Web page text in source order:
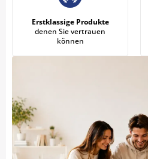
Erstklassige Produkte
denen Sie vertrauen
können